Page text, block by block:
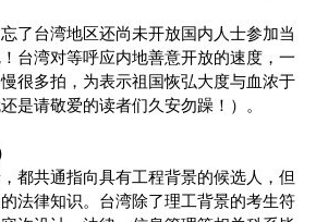
了台湾地区还尚未开放国内人士参加当
台湾对等呼应内地善意开放的速度，一
很多拍，为表示祖国恢弘大度与血浓于
是请敬爱的读者们久安勿躁！）。
都共通指向具有工程背景的候选人，但
法律知识。台湾除了理工背景的考生符